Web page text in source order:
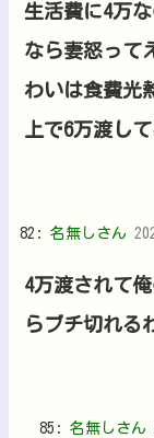
生活費に4万
なら妻怒って
わいは食費光
上で6万渡し
82: 名無しさん
4万渡されて
らブチ切れる
85: 名無しさん